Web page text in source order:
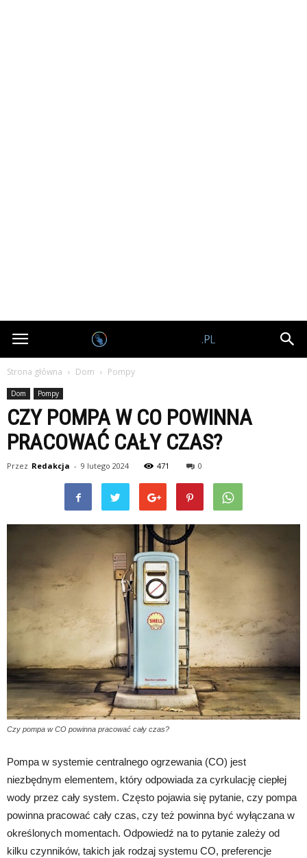
Nagrodobiorcy.pl
Strona główna Dom Pompy
Dom Pompy
CZY POMPA W CO POWINNA
PRACOWAĆ CAŁY CZAS?
Przez Redakcja - 9 lutego 2024 471 0
Czy pompa w CO powinna pracować cały czas?
Pompa w systemie centralnego ogrzewania (CO) jest
niezbędnym elementem, który odpowiada za cyrkulację ciepłej
wody przez cały system. Często pojawia się pytanie, czy pompa
powinna pracować cały czas, czy też powinna być wyłączana w
określonych momentach. Odpowiedź na to pytanie zależy od
kilku czynników, takich jak rodzaj systemu CO, preferencje